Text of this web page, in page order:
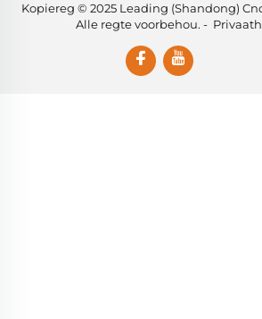
Kopiereg © 2025 Leading (Shandong)
Alle regte voorbehou. -